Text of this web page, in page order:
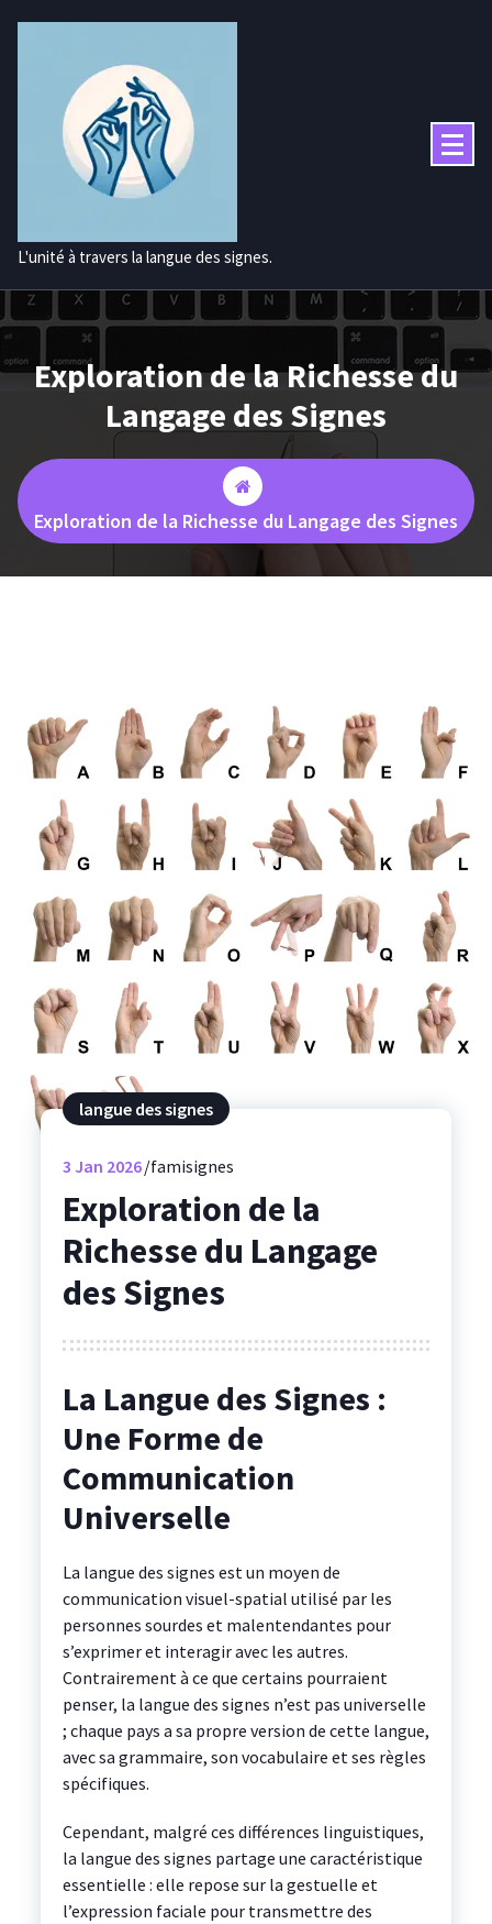
L'unité à travers la langue des signes.
Exploration de la Richesse du
Langage des Signes
Exploration de la Richesse du Langage des Signes
langue des signes
3 Jan 2026 famisignes
Exploration de la
Richesse du Langage
des Signes
La Langue des Signes :
Une Forme de
Communication
Universelle
La langue des signes est un moyen de
communication visuel-spatial utilisé par les
personnes sourdes et malentendantes pour
s’exprimer et interagir avec les autres.
Contrairement à ce que certains pourraient
penser, la langue des signes n’est pas universelle
; chaque pays a sa propre version de cette langue,
avec sa grammaire, son vocabulaire et ses règles
spécifiques.
Cependant, malgré ces différences linguistiques,
la langue des signes partage une caractéristique
essentielle : elle repose sur la gestuelle et
l’expression faciale pour transmettre des